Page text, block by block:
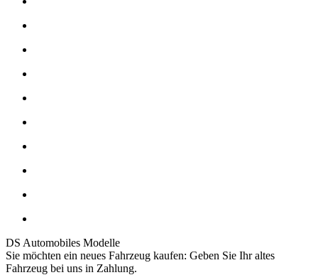
DS Automobiles Modelle
Sie möchten ein neues Fahrzeug kaufen: Geben Sie Ihr altes
Fahrzeug bei uns in Zahlung.